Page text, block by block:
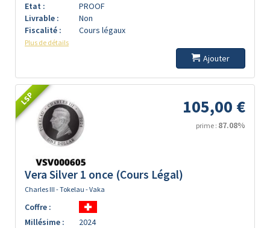
Etat :
PROOF
Livrable :
Non
Fiscalité :
Cours légaux
Plus de détails
Ajouter
LSP 105,00 €
prime : 87.08%
Vera Silver 1 once (Cours Légal)
Charles III - Tokelau - Vaka
Coffre :
Millésime :
2024